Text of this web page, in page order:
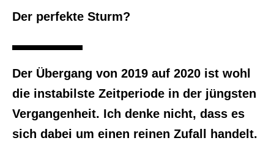
Der perfekte Sturm?
Der Übergang von 2019 auf 2020 ist wohl
die instabilste Zeitperiode in der jüngsten
Vergangenheit. Ich denke nicht, dass es
sich dabei um einen reinen Zufall handelt.